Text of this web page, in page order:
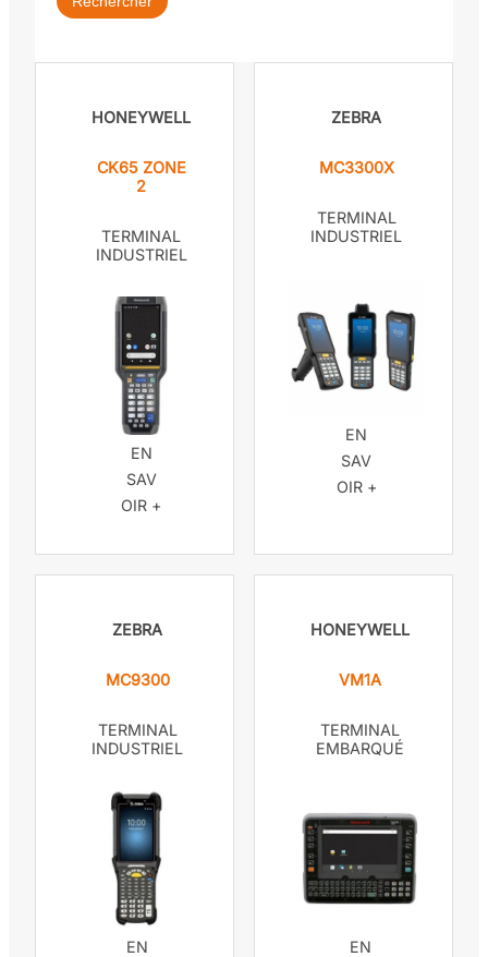
HONEYWELL
CK65 ZONE
2
TERMINAL
INDUSTRIEL
EN
SAV
OIR +
ZEBRA
MC3300X
TERMINAL
INDUSTRIEL
EN
SAV
OIR +
ZEBRA
MC9300
TERMINAL
INDUSTRIEL
EN
HONEYWELL
VM1A
TERMINAL
EMBARQUÉ
EN